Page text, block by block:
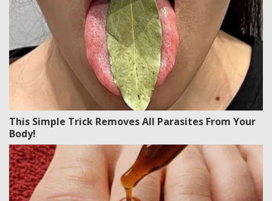
This Simple Trick Removes All Parasites From Your
Body!